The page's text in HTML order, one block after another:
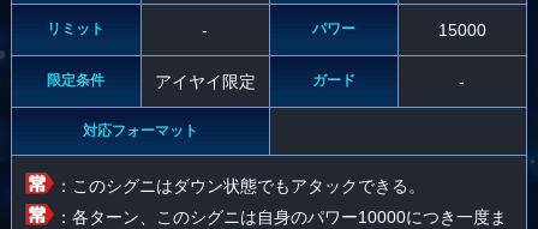
リミット - パワー 15000
限定条件 アイヤイ限定 ガード -
対応フォーマット
：このシグニはダウン状態でもアタックできる。
：各ターン、このシグニは自身のパワー10000につき一度ま